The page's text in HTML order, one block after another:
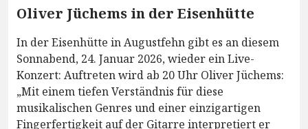
Oliver Jüchems in der Eisenhütte
In der Eisenhütte in Augustfehn gibt es an diesem
Sonnabend, 24. Januar 2026, wieder ein Live-
Konzert: Auftreten wird ab 20 Uhr Oliver Jüchems:
„Mit einem tiefen Verständnis für diese
musikalischen Genres und einer einzigartigen
Fingerfertigkeit auf der Gitarre interpretiert er